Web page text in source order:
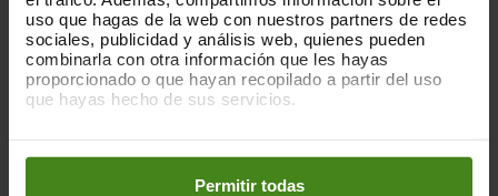
uso que hagas de la web con nuestros partners de redes
sociales, publicidad y análisis web, quienes pueden
combinarla con otra información que les hayas
proporcionado o que hayan recopilado a partir del uso
que hayas hecho de sus servicios.
preferencias accediendo a nuestraPolítica de Cookieso
en los botones facilitados a continuación:
Permitir todas